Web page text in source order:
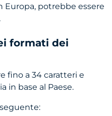
Europa, potrebbe essere
formati dei
fino a 34 caratteri e
in base al Paese.